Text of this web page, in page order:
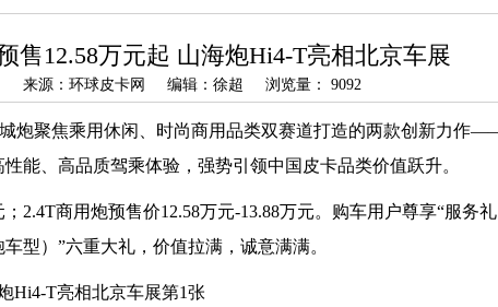
售12.58万元起 山海炮Hi4-T亮相北京车展
来源：环球皮卡网 编辑：徐超 浏览量： 9092
炮聚焦乘用休闲、时尚商用品类双赛道打造的两款创新力作
能、高品质驾乘体验，强势引领中国皮卡品类价值跃升。
2.4T商用炮预售价12.58万元-13.88万元。购车用户尊享“服务
型）”六重大礼，价值拉满，诚意满满。